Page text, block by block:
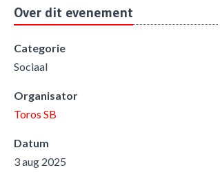
Over dit evenement
Categorie
Sociaal
Organisator
Toros SB
Datum
3 aug 2025